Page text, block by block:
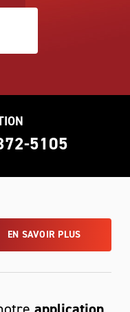
5105
EN SAVOIR PLUS